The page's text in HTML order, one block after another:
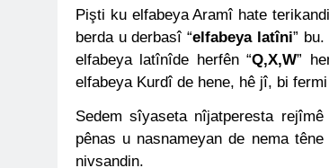
1
HAK-
Pişti ku elfabeya Aramî hate
berda u derbasî “elfabeya latîni”
elfabeya latînîde herfên “Q,X,W”
elfabeya Kurdî de hene, hê jî, bi
Sedem sîyaseta nîjatperesta
pênas u nasnameyan de nema
nivsandin.